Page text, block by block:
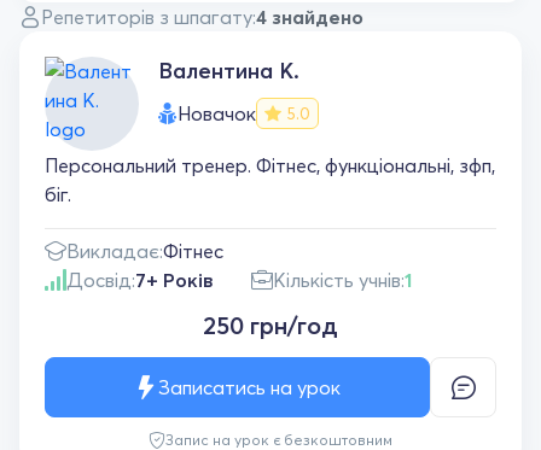
Репетиторів з шпагату:4 знайдено
Валентина К.
Новачок 5.0
Персональний тренер. Фітнес, функціональні, зфп,
біг.
Викладає:Фітнес
Досвід:7+ Років Кількість учнів:1
250 грн/год
Запис на урок є безкоштовним
Записатись на урок